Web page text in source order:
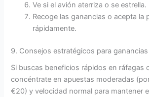
Ve si el avión aterriza o se estrella.
Recoge las ganancias o acepta la
rápidamente.
9. Consejos estratégicos para
Si buscas beneficios rápidos en ráfagas
concéntrate en apuestas moderadas
€20) y velocidad normal para mantener